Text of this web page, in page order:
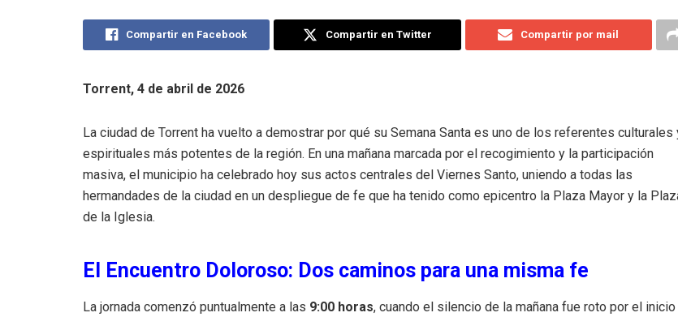
Compartir en Facebook Compartir en Twitter Compartir por mail
Torrent, 4 de abril de 2026
La ciudad de Torrent ha vuelto a demostrar por qué su Semana Santa es uno de los referentes culturales
espirituales más potentes de la región. En una mañana marcada por el recogimiento y la participación
masiva, el municipio ha celebrado hoy sus actos centrales del Viernes Santo, uniendo a todas las
hermandades de la ciudad en un despliegue de fe que ha tenido como epicentro la Plaza Mayor y la
de la Iglesia.
El Encuentro Doloroso: Dos caminos para una misma fe
La jornada comenzó puntualmente a las 9:00 horas, cuando el silencio de la mañana fue roto por el inicio